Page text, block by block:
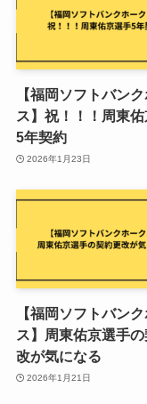
【福岡ソフトバン
ス】祝！！！周東
5年契約
2026年1月23日
【福岡ソフトバン
ス】周東佑京選手
改が気になる
2026年1月21日